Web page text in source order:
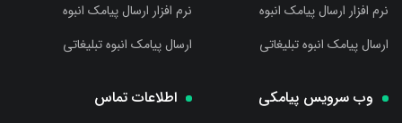
نرم افزار ارسال پیامک انبوه
ارسال پیامک انبوه تبلیغاتی
نرم افزار ارسال پیامک انبوه
ارسال پیامک انبوه تبلیغاتی
وب سرویس پیامکی اطلاعات تماس